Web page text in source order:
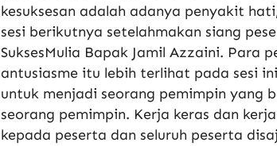
kesuksesan adalah adanya penyakit
sesi berikutnya setelahmakan siang
SuksesMulia Bapak Jamil Azzaini. Para
antusiasme itu lebih terlihat pada sesi
untuk menjadi seorang pemimpin yang
seorang pemimpin. Kerja keras dan
kepada peserta dan seluruh peserta